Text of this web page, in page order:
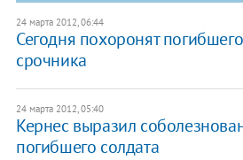
24 марта 2012, 06:44
Сегодня похоронят
срочника
24 марта 2012, 05:40
Кернес выразил
погибшего солдата